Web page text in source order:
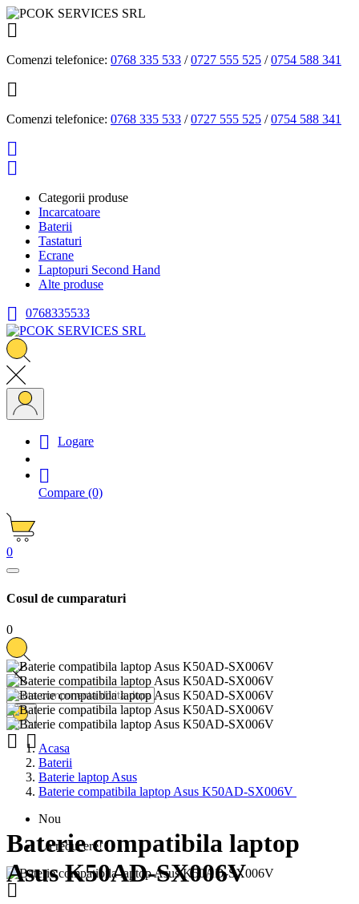

Comenzi telefonice: 0768 335 533 /0727 555 525 /0754 588 341

Comenzi telefonice: 0768 335 533 /0727 555 525 /0754 588 341


Categorii produse
Incarcatoare
Baterii
Tastaturi
Ecrane
Laptopuri Second Hand
Alte produse
 0768335533
 Logare

Compare (0)
0
Cosul de cumparaturi
0
Acasa
Baterii
Baterie laptop Asus
Baterie compatibila laptop Asus K50AD-SX006V
Nou
La reducere!

 
Baterie compatibila laptop
Asus K50AD-SX006V